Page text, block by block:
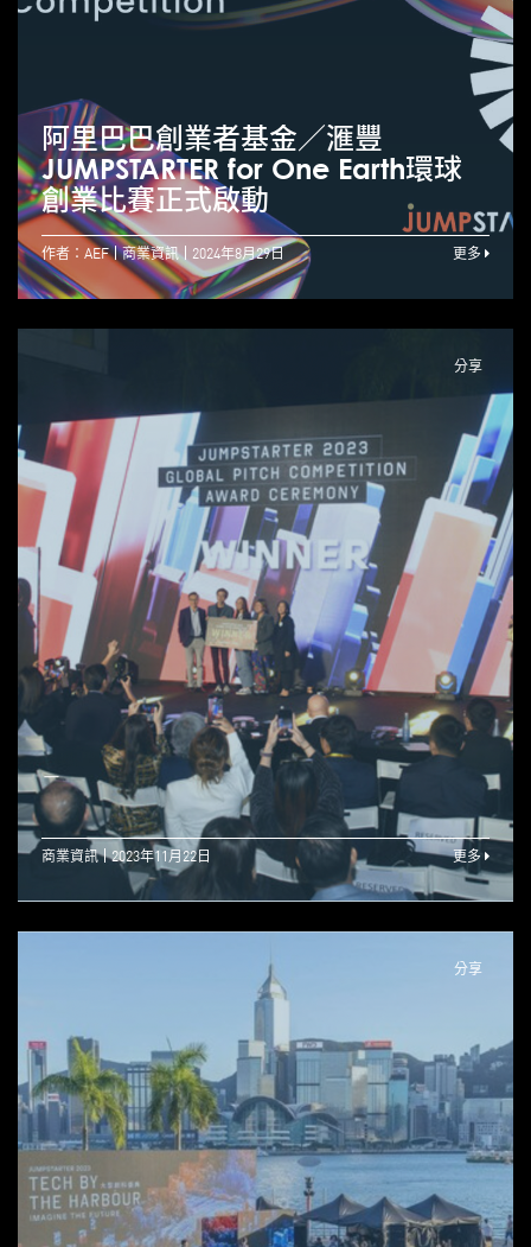
阿里巴巴創業者基金／滙豐
JUMPSTARTER for One Earth環球
創業比賽正式啟動
作者：AEF 商業資訊 2024年8月29日 更多
分享
—
商業資訊 2023年11月22日 更多
分享